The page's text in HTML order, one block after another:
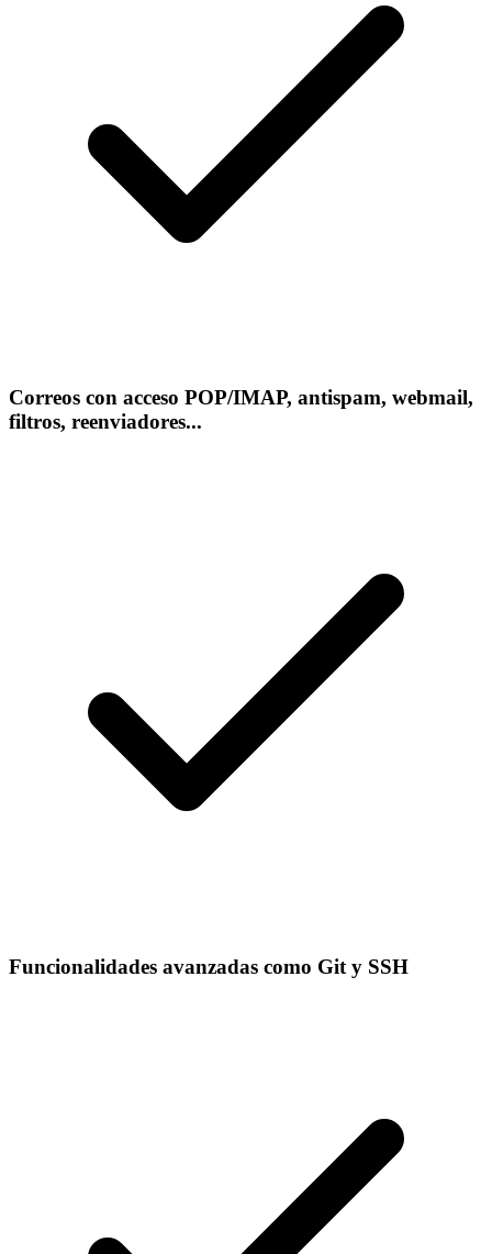
Correos con acceso POP/IMAP, antispam, webmail,
filtros, reenviadores...
Funcionalidades avanzadas como Git y SSH